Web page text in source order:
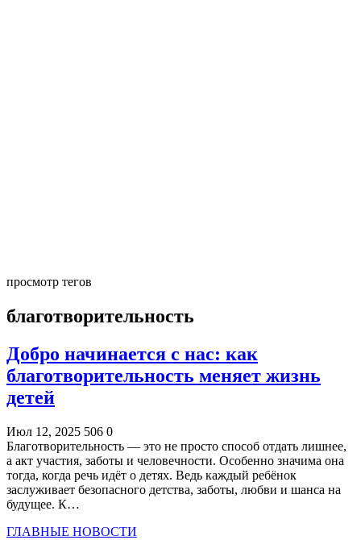
просмотр тегов
благотворительность
Добро начинается с нас: как
благотворительность меняет жизнь
детей
Июл 12, 2025 506 0
Благотворительность — это не просто способ отдать лишнее,
а акт участия, заботы и человечности. Особенно значима она
тогда, когда речь идёт о детях. Ведь каждый ребёнок
заслуживает безопасного детства, заботы, любви и шанса на
будущее. К…
ГЛАВНЫЕ НОВОСТИ